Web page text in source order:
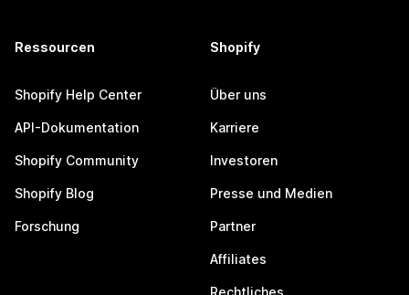
Ressourcen
Shopify Help Center
API-Dokumentation
Shopify Community
Shopify Blog
Forschung
Shopify
Über uns
Karriere
Investoren
Presse und Medien
Partner
Affiliates